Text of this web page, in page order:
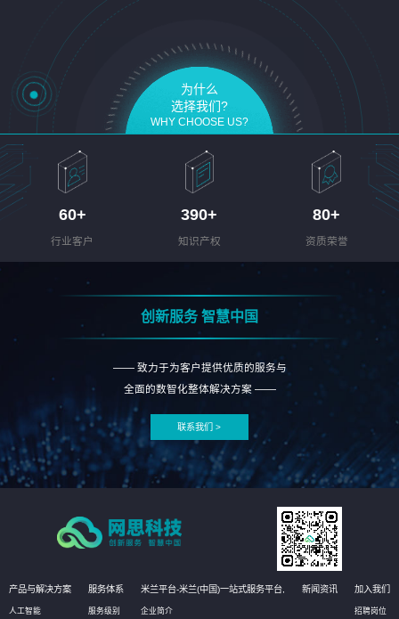
为什么
选择我们?
WHY CHOOSE US?
60+
行业客户
390+
知识产权
80+
资质荣誉
创新服务 智慧中国
—— 致力于为客户提供优质的服务与
全面的数智化整体解决方案 ——
联系我们 >
产品与解决方案
人工智能
服务体系
服务级别
米兰平台-米兰(中国)一站式服务平台,
企业简介
新闻资讯 加入我们
招聘岗位